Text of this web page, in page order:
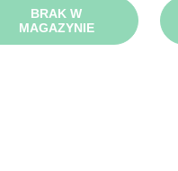
BRAK W
MAGAZYNIE